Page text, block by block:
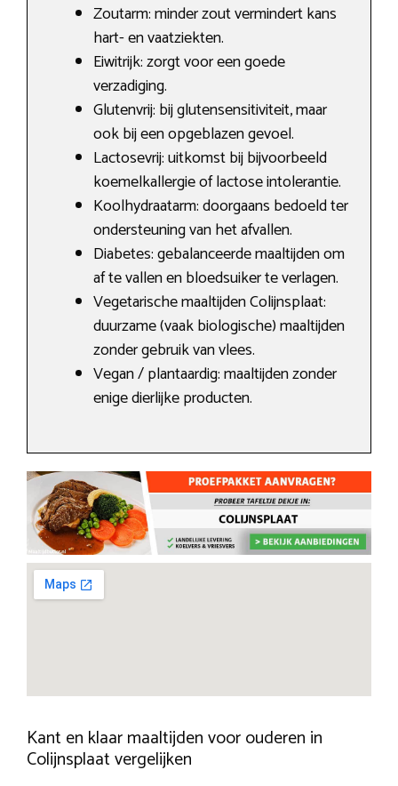
Zoutarm: minder zout vermindert kans
hart- en vaatziekten.
Eiwitrijk: zorgt voor een goede
verzadiging.
Glutenvrij: bij glutensensitiviteit, maar
ook bij een opgeblazen gevoel.
Lactosevrij: uitkomst bij bijvoorbeeld
koemelkallergie of lactose intolerantie.
Koolhydraatarm: doorgaans bedoeld ter
ondersteuning van het afvallen.
Diabetes: gebalanceerde maaltijden om
af te vallen en bloedsuiker te verlagen.
Vegetarische maaltijden Colijnsplaat:
duurzame (vaak biologische) maaltijden
zonder gebruik van vlees.
Vegan / plantaardig: maaltijden zonder
enige dierlijke producten.
Kant en klaar maaltijden voor ouderen in
Colijnsplaat vergelijken